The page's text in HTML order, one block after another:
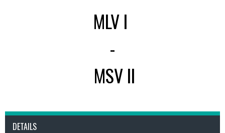
MLV I
-
MSV II
DETAILS